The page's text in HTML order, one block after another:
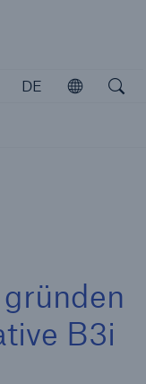
DE
Öffnen
B3i